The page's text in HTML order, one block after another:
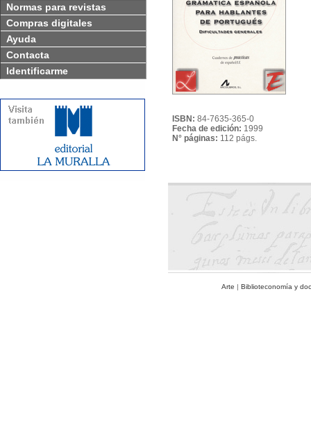
Normas para revistas
Compras digitales
Ayuda
Contacta
Identificarme
ISBN: 84-7635-365-0
Fecha de edición: 1999
N° páginas: 112 págs.
Arte | Biblioteconomía y